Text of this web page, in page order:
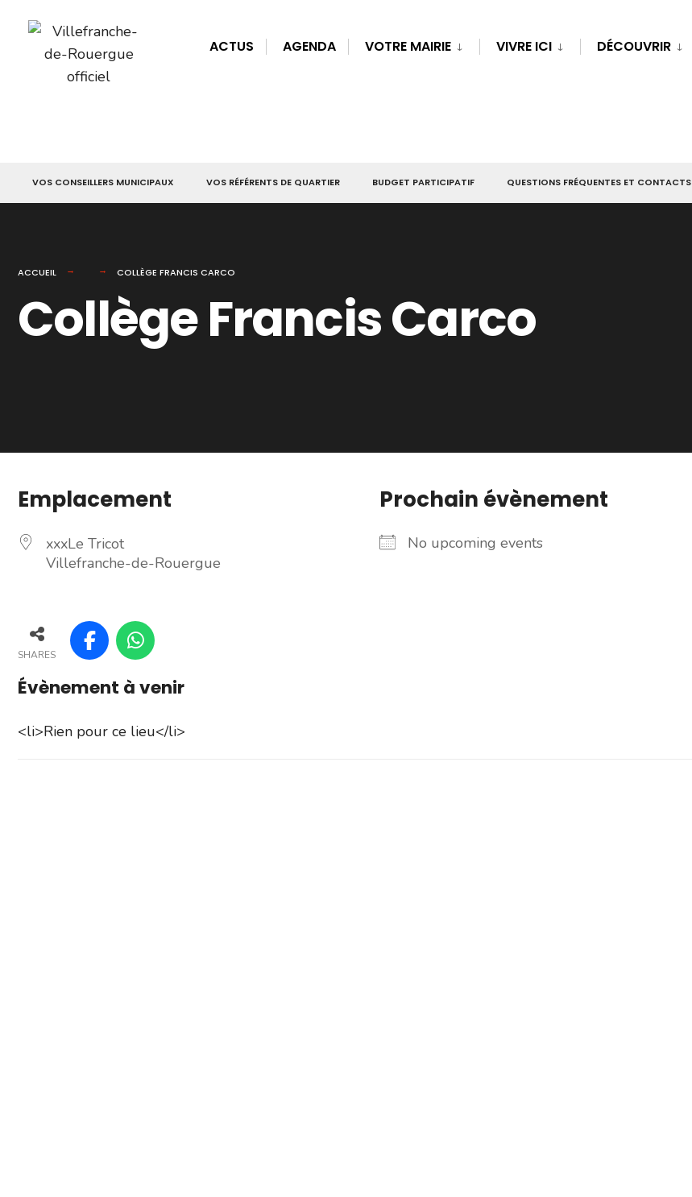
Skip
content
ACTUS AGENDA VOTRE MAIRIE VIVRE ICI DÉCOUVRIR
VOS CONSEILLERS MUNICIPAUX VOS RÉFÉRENTS DE QUARTIER BUDGET PARTICIPATIF QUESTIONS FRÉQUENTES ET CONTACTS
ACCUEIL COLLÈGE FRANCIS CARCO
Collège Francis Carco
Emplacement
xxxLe Tricot
Villefranche-de-Rouergue
Prochain évènement
No upcoming events
SHARES
Évènement à venir
<li>Rien pour ce lieu</li>